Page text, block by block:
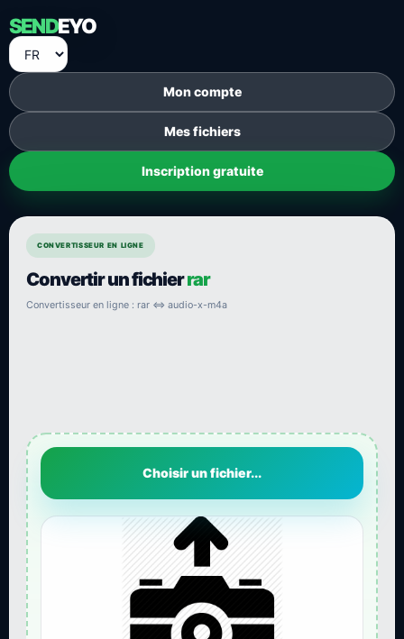
SENDEYO
Mon compte
Mes fichiers
Inscription gratuite
CONVERTISSEUR EN LIGNE
Convertir un fichierrar
Convertisseur en ligne : rar ⇔ audio-x-m4a
Choisir un fichier...